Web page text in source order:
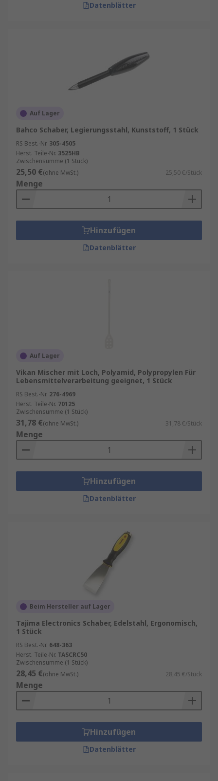
Datenblätter
Auf Lager
Bahco Schaber, Legierungsstahl, Kunststoff, 1 Stück
RS Best.-Nr. 305-4505
Herst. Teile-Nr. 3525HB
Zwischensumme (1 Stück)
25,50 €(ohne MwSt.) 25,50 €/Stück
Menge
Hinzufügen
Datenblätter
Auf Lager
Vikan Mischer mit Loch, Polyamid, Polypropylen Für
Lebensmittelverarbeitung geeignet, 1 Stück
RS Best.-Nr. 276-4969
Herst. Teile-Nr. 70125
Zwischensumme (1 Stück)
31,78 €(ohne MwSt.) 31,78 €/Stück
Menge
Hinzufügen
Datenblätter
Beim Hersteller auf Lager
Tajima Electronics Schaber, Edelstahl, Ergonomisch,
1 Stück
RS Best.-Nr. 648-363
Herst. Teile-Nr. TASCRC50
Zwischensumme (1 Stück)
28,45 €(ohne MwSt.) 28,45 €/Stück
Menge
Hinzufügen
Datenblätter